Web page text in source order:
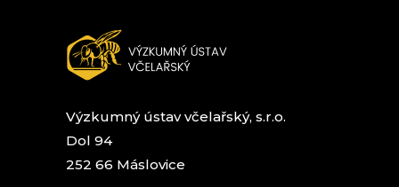
Výzkumný ústav včelařský, s.r.o.
Dol 94
252 66 Máslovice